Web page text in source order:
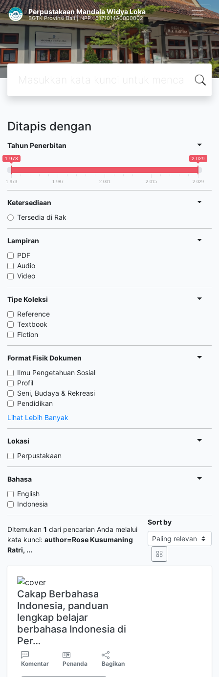
Perpustakaan Mandala Widya Loka
BGTK Provinsi Bali | NPP : 5171014A0000002
Ditapis dengan
Tahun Penerbitan
1 973 2 029
1 973 1 987 2 001 2 015 2 029
Ketersediaan
Tersedia di Rak
Lampiran
PDF
Audio
Video
Tipe Koleksi
Reference
Textbook
Fiction
Format Fisik Dokumen
Ilmu Pengetahuan Sosial
Profil
Seni, Budaya & Rekreasi
Pendidikan
Lihat Lebih Banyak
Lokasi
Perpustakaan
Bahasa
English
Indonesia
Ditemukan 1 dari pencarian Anda melalui
kata kunci: author=Rose Kusumaning
Ratri, ...
Sort by
Cakap Berbahasa
Indonesia, panduan
lengkap belajar
berbahasa Indonesia di
Per…
Komentar Penanda Bagikan